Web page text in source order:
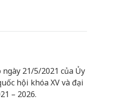
21/5/2021 của Ủy
hội khóa XV và đại
– 2026.